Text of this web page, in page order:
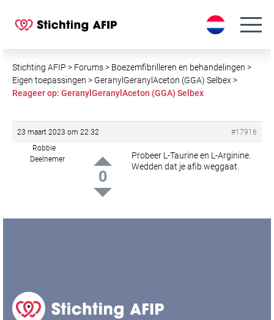
Stichting AFIP > Forums> Boezemfibrilleren en behandelingen >
Eigen toepassingen > GeranylGeranylAceton (GGA) Selbex>
Reageer op: GeranylGeranylAceton (GGA) Selbex
23 maart 2023 om 22:32
#17916
Robbie
Deelnemer
0
Probeer L-Taurine en L-Arginine.
Wedden dat je afib weggaat.